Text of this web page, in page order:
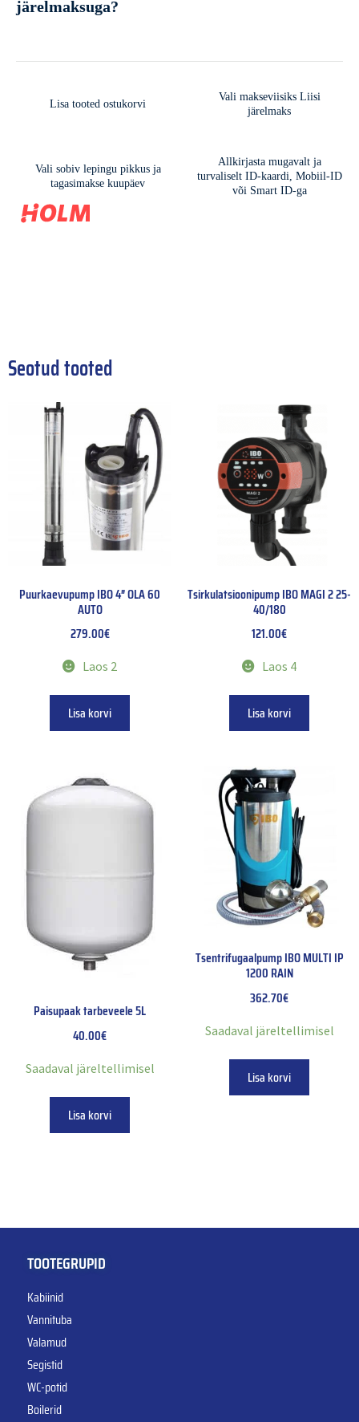
Seotud tooted
Puurkaevupump IBO 4″ OLA 60
AUTO
279.00€
Laos 2
Lisa korvi
Tsirkulatsioonipump IBO MAGI 2 25-
40/180
121.00€
Laos 4
Lisa korvi
Paisupaak tarbeveele 5L
40.00€
Saadaval järeltellimisel
Lisa korvi
Tsentrifugaalpump IBO MULTI IP
1200 RAIN
362.70€
Saadaval järeltellimisel
Lisa korvi
TOOTEGRUPID
Kabiinid
Vannituba
Valamud
Segistid
WC-potid
Boilerid